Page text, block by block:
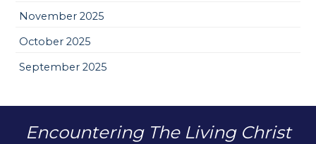
November 2025
October 2025
September 2025
Encountering The Living Christ